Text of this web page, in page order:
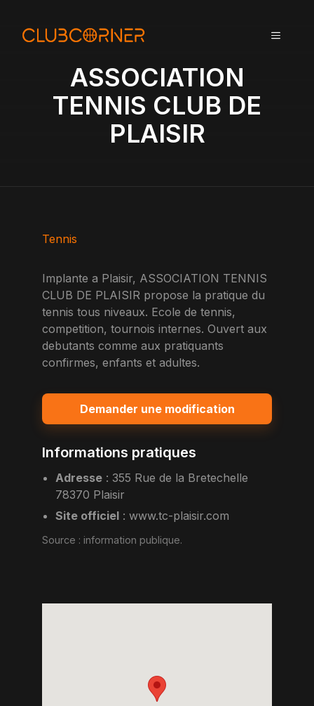
MENU
ASSOCIATION
TENNIS CLUB DE
PLAISIR
Tennis
Implante a Plaisir, ASSOCIATION TENNIS
CLUB DE PLAISIR propose la pratique du
tennis tous niveaux. Ecole de tennis,
competition, tournois internes. Ouvert aux
debutants comme aux pratiquants
confirmes, enfants et adultes.
Demander une modification
Informations pratiques
Adresse : 355 Rue de la Bretechelle
78370 Plaisir
Site officiel :www.tc-plaisir.com
Source : information publique.